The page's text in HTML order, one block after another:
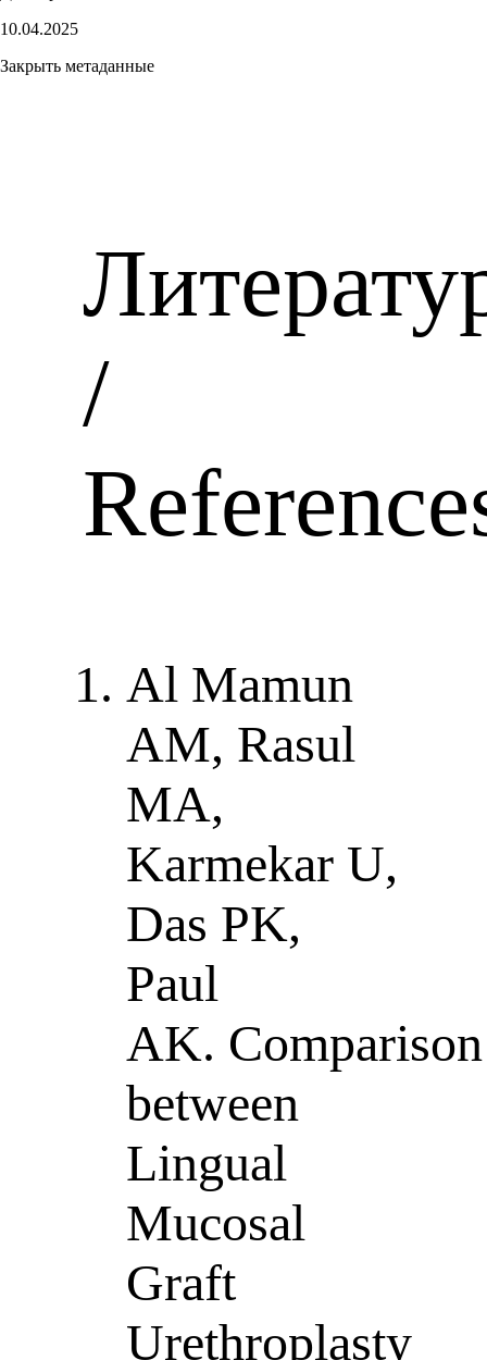
10.04.2025
Закрыть метаданные
/
Al Mamun
AM, Rasul
MA,
Karmekar U,
Das PK,
Paul
AK. Comparison
between
Lingual
Mucosal
Graft
Urethroplasty